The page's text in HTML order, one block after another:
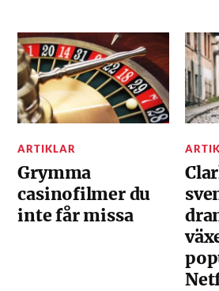
ARTIKLAR
Grymma
casinofilmer du
inte får missa